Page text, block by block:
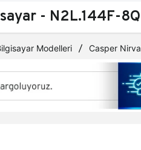
- N2L.144F-
Modelleri Casper